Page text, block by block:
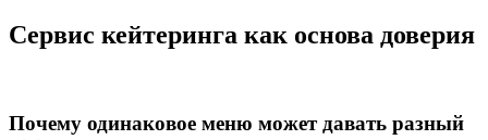
Сервис кейтеринга как основа доверия
Почему одинаковое меню может давать разный